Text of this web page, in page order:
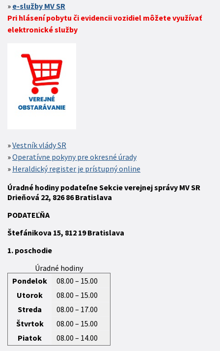
e-služby MV SR
Pri hlásení pobytu či evidencii vozidiel môžete využívať
elektronické služby
Vestník vlády SR
Operatívne pokyny pre okresné úrady
Heraldický register je prístupný online
Úradné hodiny podateľne Sekcie verejnej správy MV SR
Drieňová 22, 826 86 Bratislava
PODATEĽŇA
Štefánikova 15, 812 19Bratislava
1. poschodie
Úradné hodiny
Pondelok
08.00 – 15.00
Utorok
08.00 – 15.00
Streda
08.00 – 17.00
Štvrtok
08.00 – 15.00
Piatok
08.00 – 14.00